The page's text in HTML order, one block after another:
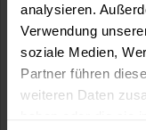
analysieren.
Verwendung
soziale Medien,
Partner führen
weiteren Daten
Merken
Artikel-Nr.: